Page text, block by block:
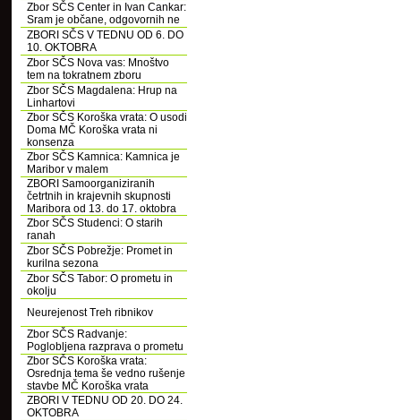
Zbor SČS Center in Ivan Cankar:
Sram je občane, odgovornih ne
ZBORI SČS V TEDNU OD 6. DO
10. OKTOBRA
Zbor SČS Nova vas: Mnoštvo
tem na tokratnem zboru
Zbor SČS Magdalena: Hrup na
Linhartovi
Zbor SČS Koroška vrata: O usodi
Doma MČ Koroška vrata ni
konsenza
Zbor SČS Kamnica: Kamnica je
Maribor v malem
ZBORI Samoorganiziranih
četrtnih in krajevnih skupnosti
Maribora od 13. do 17. oktobra
Zbor SČS Studenci: O starih
ranah
Zbor SČS Pobrežje: Promet in
kurilna sezona
Zbor SČS Tabor: O prometu in
okolju
Neurejenost Treh ribnikov
Zbor SČS Radvanje:
Poglobljena razprava o prometu
Zbor SČS Koroška vrata:
Osrednja tema še vedno rušenje
stavbe MČ Koroška vrata
ZBORI V TEDNU OD 20. DO 24.
OKTOBRA